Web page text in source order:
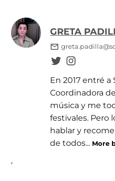
GRETA
En 2017 entré
Coordinadora
música y me
festivales. Pero
hablar y
de todos... More